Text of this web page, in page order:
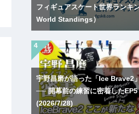
フィギュアスケート世界ランキ
World Standings）
宇野昌磨が語った「Ice Brave2
── 開幕前の練習に密着した
(2026/7/28)